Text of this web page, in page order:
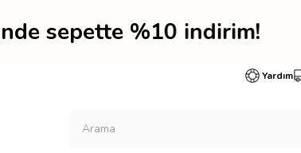
sepette %10
Yardım